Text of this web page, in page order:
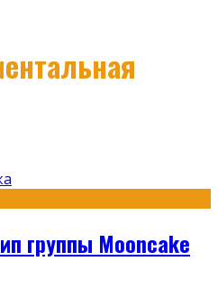
группы Mooncake